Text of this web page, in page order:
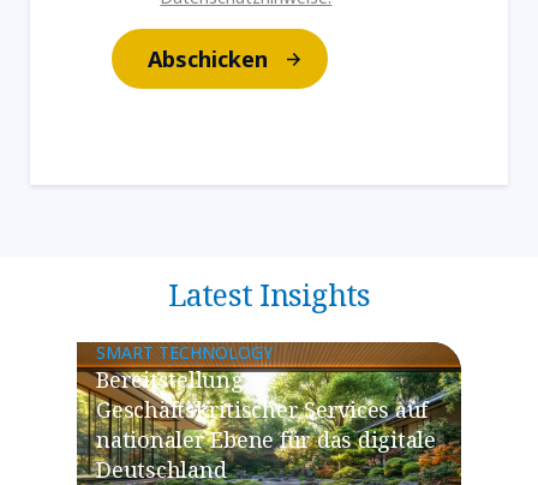
Abschicken
Latest Insights
SMART TECHNOLOGY
Bereitstellung
Geschäftskritischer Services auf
nationaler Ebene für das digitale
Deutschland